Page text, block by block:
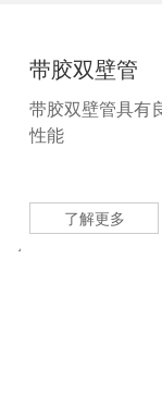
带胶双壁管
带胶双壁管具
性能
了解更多